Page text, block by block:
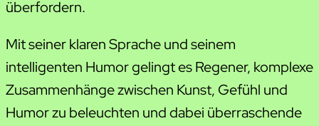
überfordern.
Mit seiner klaren Sprache und seinem
intelligenten Humor gelingt es Regener, komplexe
Zusammenhänge zwischen Kunst, Gefühl und
Humor zu beleuchten und dabei überraschende